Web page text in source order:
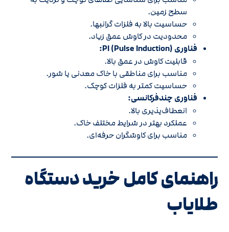
سطح زمین.
حساسیت بالا به فلزات گرانبها.
محدودیت در کاوش عمق زیاد.
فناوری PI (Pulse Induction):
قابلیت کاوش در عمق بالا.
مناسب برای مناطقی با خاک معدنی یا شور.
حساسیت کمتر به فلزات کوچک.
فناوری چندفرکانسی:
انعطاف‌پذیری بالا.
عملکرد بهتر در شرایط مختلف خاک.
مناسب برای کاوشگران حرفه‌ای.
راهنمای کامل خرید دستگاه
طلایاب